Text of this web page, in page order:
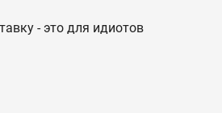
- это для идиотов